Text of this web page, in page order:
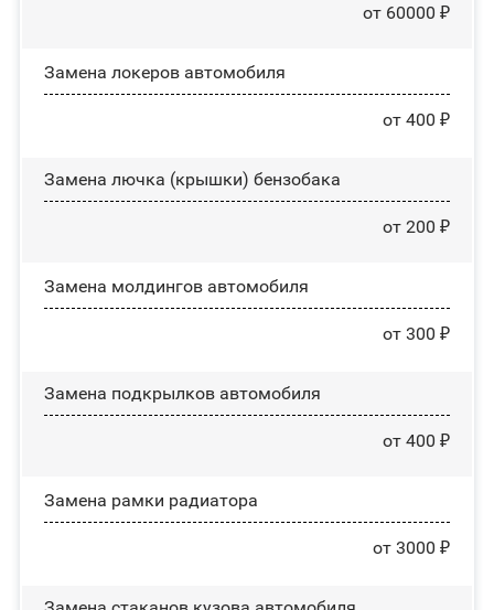
от 60000 ₽
Замена лoĸepoв автомобиля
от 400 ₽
Замена лючка (крышки) бензобака
от 200 ₽
Замена молдингов автомобиля
от 300 ₽
Замена пoдĸpылĸoв автомобиля
от 400 ₽
Замена рамки радиатора
от 3000 ₽